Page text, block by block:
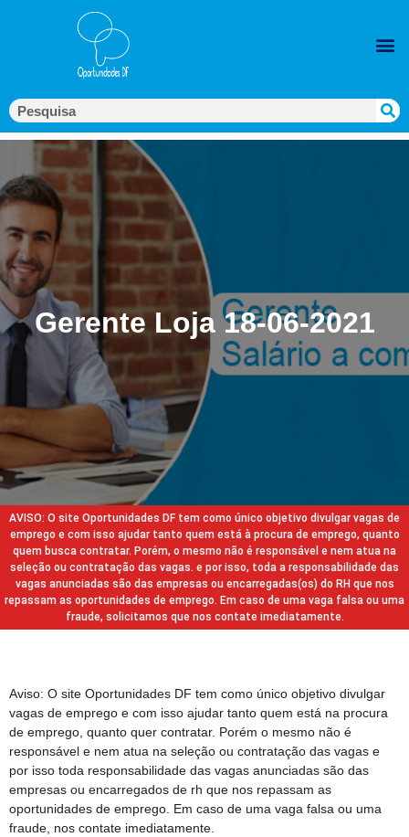
Gerente Loja 18-06-2021
AVISO: O site Oportunidades DF tem como único objetivo divulgar vagas de
emprego e com isso ajudar tanto quem está à procura de emprego, quanto
quem busca contratar. Porém, o mesmo não é responsável e nem atua na
seleção ou contratação das vagas. e por isso, toda a responsabilidade das
vagas anunciadas são das empresas ou encarregadas(os) do RH que nos
repassam as oportunidades de emprego. Em caso de uma vaga falsa ou uma
fraude, solicitamos que nos contate imediatamente.
Aviso: O site Oportunidades DF tem como único objetivo divulgar
vagas de emprego e com isso ajudar tanto quem está na procura
de emprego, quanto quer contratar. Porém o mesmo não é
responsável e nem atua na seleção ou contratação das vagas e
por isso toda responsabilidade das vagas anunciadas são das
empresas ou encarregados de rh que nos repassam as
oportunidades de emprego. Em caso de uma vaga falsa ou uma
fraude, nos contate imediatamente.